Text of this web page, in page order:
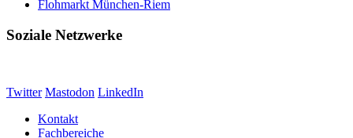
Flohmarkt München-Riem
Soziale Netzwerke
Twitter Mastodon LinkedIn
Kontakt
Fachbereiche